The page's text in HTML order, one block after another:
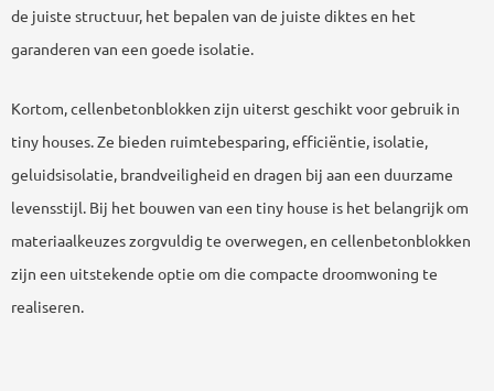
de juiste structuur, het bepalen van de juiste diktes en het
garanderen van een goede isolatie.
Kortom, cellenbetonblokken zijn uiterst geschikt voor gebruik in
tiny houses. Ze bieden ruimtebesparing, efficiëntie, isolatie,
geluidsisolatie, brandveiligheid en dragen bij aan een duurzame
levensstijl. Bij het bouwen van een tiny house is het belangrijk om
materiaalkeuzes zorgvuldig te overwegen, en cellenbetonblokken
zijn een uitstekende optie om die compacte droomwoning te
realiseren.